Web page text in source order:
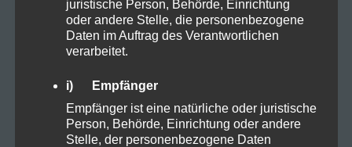
Vapes
Zubehör
juristische Person, Behörde, Einrichtung
oder andere Stelle, die personenbezogene
Daten im Auftrag des Verantwortlichen
verarbeitet.
i) Empfänger
Empfänger ist eine natürliche oder juristische
Person, Behörde, Einrichtung oder andere
Stelle, der personenbezogene Daten